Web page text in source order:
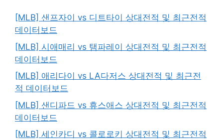
[MLB] 샌프자이 vs 디트타이 상대전적 및 최근전적
데이터보드
[MLB] 시애매리 vs 탬파레이 상대전적 및 최근전적
데이터보드
[MLB] 애리다이 vs LA다저스 상대전적 및 최근전
적 데이터보드
[MLB] 샌디파드 vs 휴스애스 상대전적 및 최근전적
데이터보드
[MLB] 세인카디 vs 콜로로키 상대전적 및 최근전적